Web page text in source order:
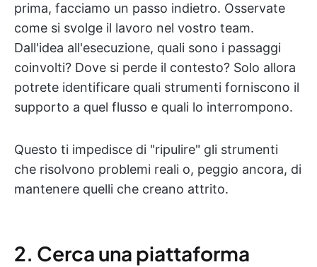
prima, facciamo un passo indietro. Osservate
come si svolge il lavoro nel vostro team.
Dall'idea all'esecuzione, quali sono i passaggi
coinvolti? Dove si perde il contesto? Solo allora
potrete identificare quali strumenti forniscono il
supporto a quel flusso e quali lo interrompono.
Questo ti impedisce di "ripulire" gli strumenti
che risolvono problemi reali o, peggio ancora, di
mantenere quelli che creano attrito.
2. Cerca una piattaforma